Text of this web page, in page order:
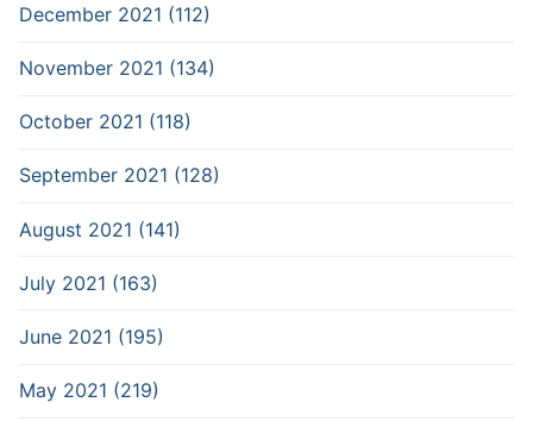
December 2021 (112)
November 2021 (134)
October 2021 (118)
September 2021 (128)
August 2021 (141)
July 2021 (163)
June 2021 (195)
May 2021 (219)